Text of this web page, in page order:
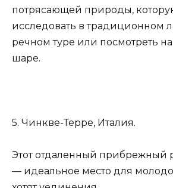
потрясающей природы,
исследовать в традиционном
речном туре или посмотреть
шаре.
5. Чинкве-Терре, Италия.
Этот отдаленный прибрежный
— идеальное место для